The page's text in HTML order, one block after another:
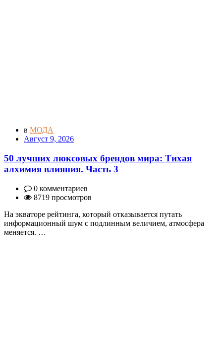
в МОДА
Август 9, 2026
50 лучших люксовых брендов мира: Тихая
алхимия влияния. Часть 3
0 комментариев
8719 просмотров
На экваторе рейтинга, который отказывается путать
информационный шум с подлинным величием, атмосфера
меняется. …